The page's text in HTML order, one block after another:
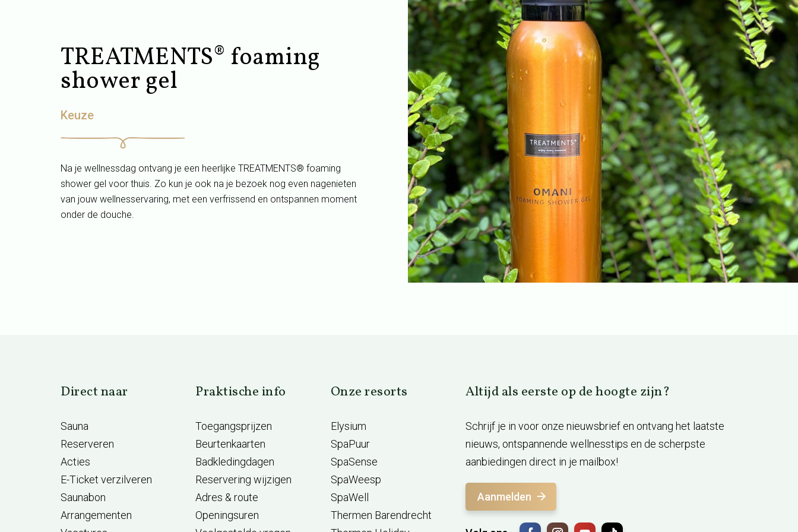
TREATMENTS® foaming
shower gel
Keuze
Na je wellnessdag ontvang je een heerlijke TREATMENTS® foaming
shower gel voor thuis. Zo kun je ook na je bezoek nog even nagenieten
van jouw wellnesservaring, met een verfrissend en ontspannen moment
onder de douche.
Direct naar
Sauna
Reserveren
Acties
E-Ticket verzilveren
Saunabon
Arrangementen
Praktische info
Toegangsprijzen
Beurtenkaarten
Badkledingdagen
Reservering wijzigen
Adres & route
Openingsuren
Onze resorts
Elysium
SpaPuur
SpaSense
SpaWeesp
SpaWell
Thermen Barendrecht
Altijd als eerste op de hoogte zijn?
Schrijf je in voor onze nieuwsbrief en ontvang het laatste
nieuws, ontspannende wellnesstips en de scherpste
aanbiedingen direct in je mailbox!
Aanmelden